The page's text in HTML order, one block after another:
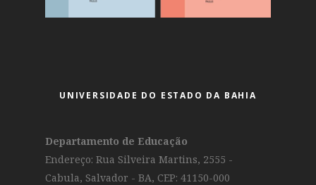
UNIVERSIDADE DO ESTADO DA BAHIA
Departamento de Educação
Endereço: Rua Silveira Martins, 2555 -
Cabula, Salvador - BA, CEP: 41150-000